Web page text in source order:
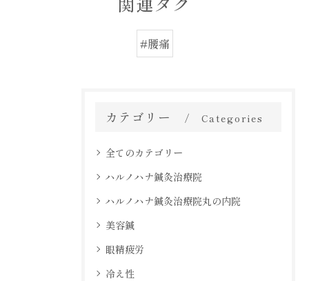
#腰痛
カテゴリー Categories
全てのカテゴリー
ハルノハナ鍼灸治療院
ハルノハナ鍼灸治療院丸の内院
美容鍼
眼精疲労
冷え性